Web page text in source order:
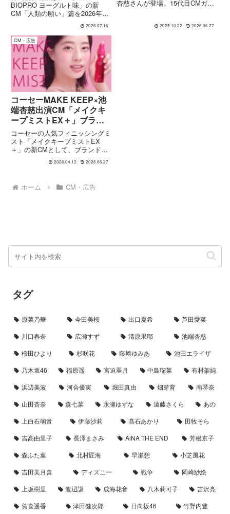
BIOPRO ヨーグルト味」の新
CM「人類の願い」篇を2026年6
した。CMには俳優の池端杏慈さ
んを起用。乳酸菌発酵によってた
んぱく質を分解し、吸収をサポー
トする「発酵プロテイン」の特...
2026.07.16
杏慈さんが登場。15代目CMガー
ク。誌面・付録・CMの三位一体
2025.10.22 2026.06.27
CM・広告
コーセーMAKE KEEP×池
端杏慈出演CM「メイクキ
ープミストEX＋」ブラン
ドムービーほか全3篇｜
1mmも崩さない美しさの
秘密とは 楽曲:スーパー
登山部 「ハイライト」
コーセーの人気フィニッシングミ
スト「メイクキープミストEX
＋」の新CMとして、ブランドム
います。本CMには、モデル・女
をひと吹きするだけでメイク崩れ
を防ぐという商品の特徴を、テン
2026.04.12 2026.06.27
ホーム CM・広告
タグ
原菜乃華 今田美桜 出口夏希
芦田愛菜
川口春奈
広瀬すず 清原果耶
池端杏慈
桜田ひより
杉咲花 藤﨑ゆみあ
池田エライザ
乃木坂46
福原遥 宮迫翠月 中島瑠菜
有村架純
浜辺美波
河合優実 堀田真由 畑芽育
南琴奈
山田杏奈
森七菜 永瀬ゆずな 遠藤さくら
あの
上白石萌音
伊藤沙莉 髙石あかり
田牧そら
吉高由里子
長澤まさみ AiNA THE END
芳根京子
森ふた葉
北村匠海 早瀬憩
小芝風花
吉田美月喜
ディズニー 戦争
岡崎紗絵
上坂樹里
渡辺謙 成海花音 八木莉可子
吉沢亮
賀喜遥香
津田健次郎 日向坂46
竹野内豊